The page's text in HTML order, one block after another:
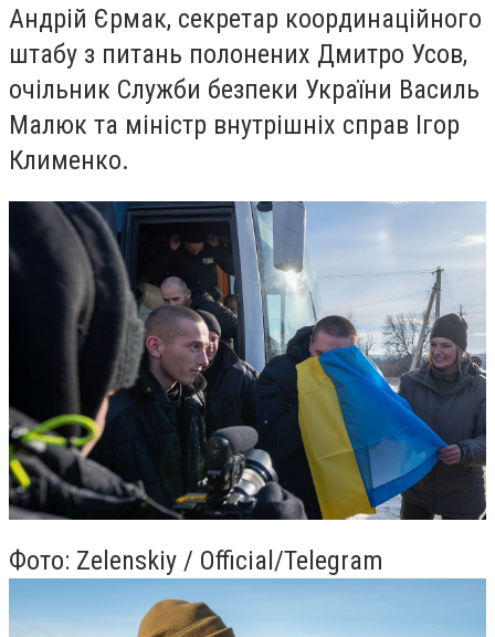
Андрій Єрмак, секретар координаційного
штабу з питань полонених Дмитро Усов,
очільник Служби безпеки України Василь
Малюк та міністр внутрішніх справ Ігор
Клименко.
Фото: Zelenskiy / Official/Telegram